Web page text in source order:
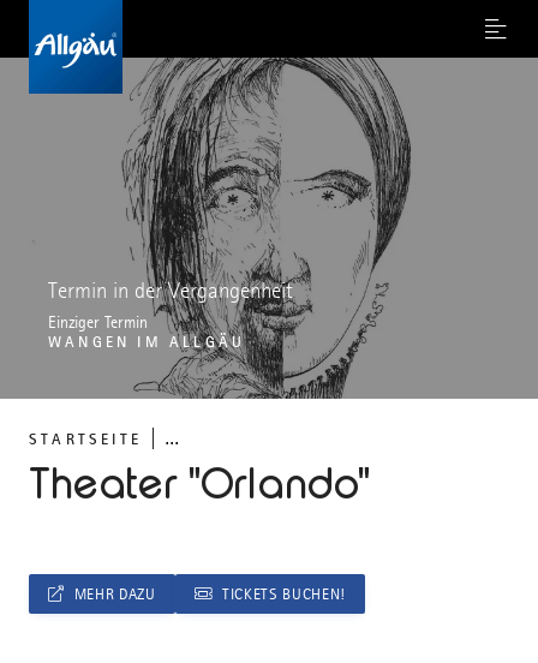
Menu
STARTSEITE ...
Theater "Orlando"
Termin in der Vergangenheit
Einziger Termin
WANGEN IM ALLGÄU
MEHR DAZU TICKETS BUCHEN!